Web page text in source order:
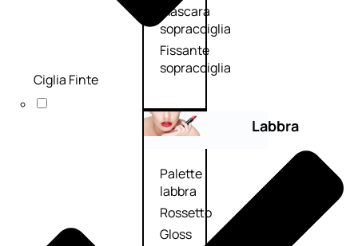
Mascara
sopracciglia
Fissante
sopracciglia
Labbra
Palette
labbra
Rossetto
Gloss
Ciglia Finte